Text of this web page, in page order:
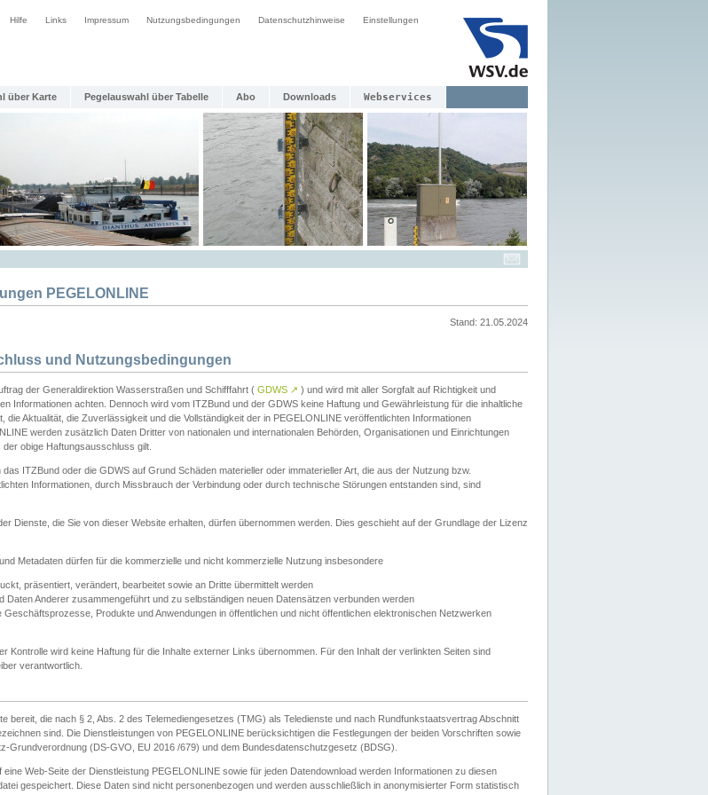
Hilfe Links Impressum Nutzungsbedingungen Datenschutzhinweise Einstellungen
über Karte Pegelauswahl über Tabelle Abo Downloads Webservices
PEGELONLINE
Stand: 21.05.2024
und Nutzungsbedingungen
der Generaldirektion Wasserstraßen und Schifffahrt ( GDWS ↗ ) und wird mit aller Sorgfalt auf Richtigkeit und
Informationen achten. Dennoch wird vom ITZBund und der GDWS keine Haftung und Gewährleistung für die inhaltliche
die Aktualität, die Zuverlässigkeit und die Vollständigkeit der in PEGELONLINE veröffentlichten Informationen
werden zusätzlich Daten Dritter von nationalen und internationalen Behörden, Organisationen und Einrichtungen
obige Haftungsausschluss gilt.
ITZBund oder die GDWS auf Grund Schäden materieller oder immaterieller Art, die aus der Nutzung bzw.
Informationen, durch Missbrauch der Verbindung oder durch technische Störungen entstanden sind, sind
Dienste, die Sie von dieser Website erhalten, dürfen übernommen werden. Dies geschieht auf der Grundlage der Lizenz
Metadaten dürfen für die kommerzielle und nicht kommerzielle Nutzung insbesondere
präsentiert, verändert, bearbeitet sowie an Dritte übermittelt werden
Daten Anderer zusammengeführt und zu selbständigen neuen Datensätzen verbunden werden
Geschäftsprozesse, Produkte und Anwendungen in öffentlichen und nicht öffentlichen elektronischen Netzwerken
Kontrolle wird keine Haftung für die Inhalte externer Links übernommen. Für den Inhalt der verlinkten Seiten sind
verantwortlich.
bereit, die nach § 2, Abs. 2 des Telemediengesetzes (TMG) als Teledienste und nach Rundfunkstaatsvertrag Abschnitt
sind. Die Dienstleistungen von PEGELONLINE berücksichtigen die Festlegungen der beiden Vorschriften sowie
Grundverordnung (DS-GVO, EU 2016 /679) und dem Bundesdatenschutzgesetz (BDSG).
Web-Seite der Dienstleistung PEGELONLINE sowie für jeden Datendownload werden Informationen zu diesen
gespeichert. Diese Daten sind nicht personenbezogen und werden ausschließlich in anonymisierter Form statistisch